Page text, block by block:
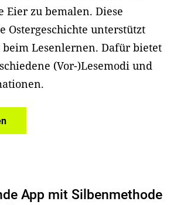
Eier zu bemalen. Diese
Ostergeschichte unterstützt
Lesenlernen. Dafür bietet
(Vor-)Lesemodi und
App mit Silbenmethode